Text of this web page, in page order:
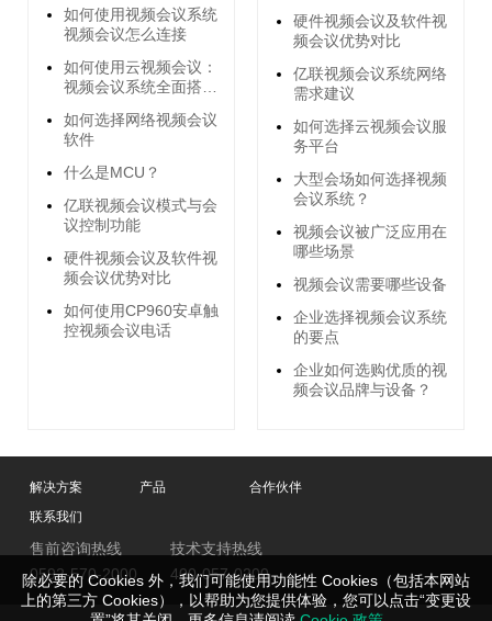
如何使用视频会议系统
视频会议怎么连接
如何使用云视频会议：
视频会议系统全面搭建
如何选择网络视频会议
软件
什么是MCU？
亿联视频会议模式与会
议控制功能
硬件视频会议及软件视
频会议优势对比
如何使用CP960安卓触
控视频会议电话
硬件视频会议及软件视
频会议优势对比
亿联视频会议系统网络
需求建议
如何选择云视频会议服
务平台
大型会场如何选择视频
会议系统？
视频会议被广泛应用在
哪些场景
视频会议需要哪些设备
企业选择视频会议系统
的要点
企业如何选购优质的视
频会议品牌与设备？
解决方案 产品
合作伙伴
联系我们
售前咨询热线
0592-570-2000
技术支持热线
400-057-0200
除必要的 Cookies 外，我们可能使用功能性 Cookies（包括本网站
上的第三方 Cookies），以帮助为您提供体验，您可以点击“变更设